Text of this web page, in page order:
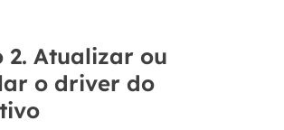
2. Atualizar ou
o driver do